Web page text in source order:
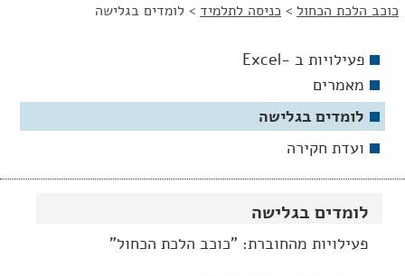
כוכב הלכת הכחול > כניסה לתלמיד > לומדים בגלישה
לומדים בגלישה
פעילויות מהחוברת: "כוכב הלכת הכחול"
פעילויות ב -Excel
מאמרים
לומדים בגלישה
ועדת חקירה